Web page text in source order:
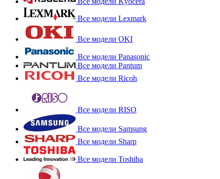
Все модели Lexmark
Все модели OKI
Все модели Panasonic
Все модели Pantum
Все модели Ricoh
Все модели RISO
Все модели Samsung
Все модели Sharp
Все модели Toshiba